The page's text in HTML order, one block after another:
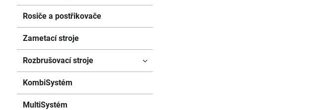
Rosiče a postřikovače
Zametací stroje
Rozbrušovací stroje
KombiSystém
MultiSystém